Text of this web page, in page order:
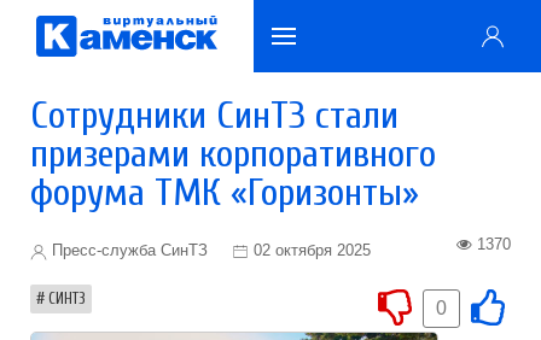
Сотрудники СинТЗ стали
призерами корпоративного
форума ТМК «Горизонты»
Пресс-служба СинТЗ 02 октября 2025 1370
СИНТЗ 0